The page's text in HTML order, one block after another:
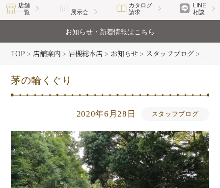
店舗
一覧
展示会
カタログ
請求
LINE
相談
お知らせ・新着情報はこちら
TOP > 店舗案内 > 岩槻総本店 > お知らせ > スタッフブログ >
茅の輪くぐり
2020年6月28日 スタッフブログ